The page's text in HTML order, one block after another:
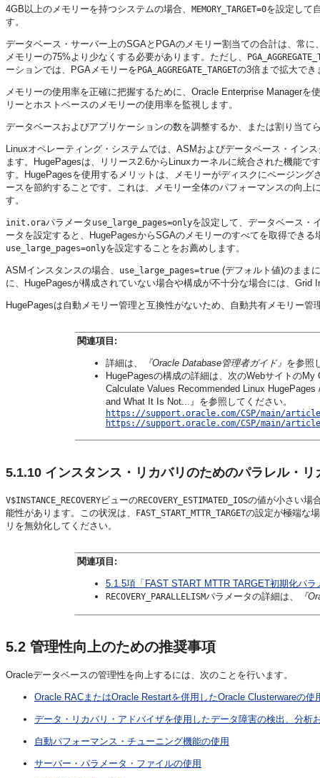
4GB以上のメモリーを持つシステムの場合、 MEMORY_TARGET=0を設定して
す。
データベース・サーバー上のSGAとPGAのメモリー割当ての合計は、常
メモリーの75%より少なくする必要があります。ただし、
ーションでは、PGAメモリーをPGA_AGGREGATE_TARGETの3倍まで拡大でき
メモリーの使用率を正確に把握するために、Oracle Enterprise Managerを
リーとホストベースのメモリーの使用率を監視します。
データベースおよびアプリケーションの数を調整するか、または割り当
Linuxオペレーティング・システムでは、ASMおよびデータベース・イン
ます。HugePagesは、リリース2.6からLinuxカーネルに統合された機能
す。HugePagesを使用するメリットは、メモリーがディスクにページン
ースを節約することです。これは、メモリー全体のパフォーマンスの向
す。
init.oraパラメータ use_large_pages=onlyを設定して、データベース・
ータを設定すると、HugePagesからSGAのメモリーのすべてを取得でき
use_large_pages=onlyを設定することをお薦めします。
ASMインスタンスの場合、 use_large_pages=true (デフォルト値)のまま
に、HugePagesが構成されていない場合や構成が不十分な場合には、
HugePagesは自動メモリー管理と互換性がないため、自動共有メモリー管
関連項目:
詳細は、 『Oracle Database管理者ガイド』 を参照
HugePagesの構成の詳細は、次のWebサイトの
Calculate Values Recommended Linux
and What It Is Not...』を参照してください。
https://support.oracle.com/CSP/main/
https://support.oracle.com/CSP/main/
5.1.10 インスタンス・リカバリのためのパラレル・リ
V$INSTANCE_RECOVERYビューのRECOVERY_ESTIMATED_IOSの値が小さい場
能性があります。この状況は、
FAST_START_MTTR_TARGETの設定が極端な
リを無効化してください。
関連項目:
5.1.5項「FAST START MTTR TARGET初期化パラ
RECOVERY_PARALLELISMパラメータの詳細は、 『
5.2 管理性向上のための推奨事項
Oracleデータベースの管理性を向上するには、次のことを行います。
Oracle RACまたはOracle Restartを併用したOracle Clusterwareの使
データ・リカバリ・アドバイザを使用したデータ障害の検出、分析
自動パフォーマンス・チューニング機能の使用
サーバー・パラメータ・ファイルの使用